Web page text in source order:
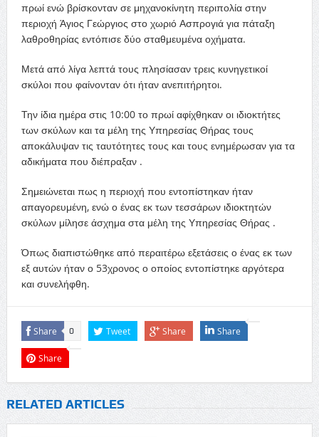
πρωίενώ βρίσκονταν σε μηχανοκίνητη περιπολία στην
περιοχή Άγιος Γεώργιος στο χωριό Ασπρογιά για πάταξη
λαθροθηρίας εντόπισε δύο σταθμευμένα οχήματα.
Μετά από λίγα λεπτά τους πλησίασαν τρεις κυνηγετικοί
σκύλοι που φαίνονταν ότι ήταν ανεπιτήρητοι.
Την ίδια ημέρα στις 10:00 το πρωί αφίχθηκαν οι ιδιοκτήτες
των σκύλων και τα μέλη της Υπηρεσίας Θήρας τους
αποκάλυψαν τις ταυτότητες τους και τους ενημέρωσαν για τα
αδικήματα που διέπραξαν .
Σημειώνεται πως η περιοχή που εντοπίστηκαν ήταν
απαγορευμένη, ενώ ο ένας εκ των τεσσάρων ιδιοκτητών
σκύλων μίλησε άσχημα στα μέλη της Υπηρεσίας Θήρας .
Όπως διαπιστώθηκε από περαιτέρω εξετάσεις ο ένας εκ των
εξ αυτών ήταν ο 53χρονος ο οποίος εντοπίστηκε αργότερα
και συνελήφθη.
Share 0 Tweet Share Share
Share
RELATED ARTICLES